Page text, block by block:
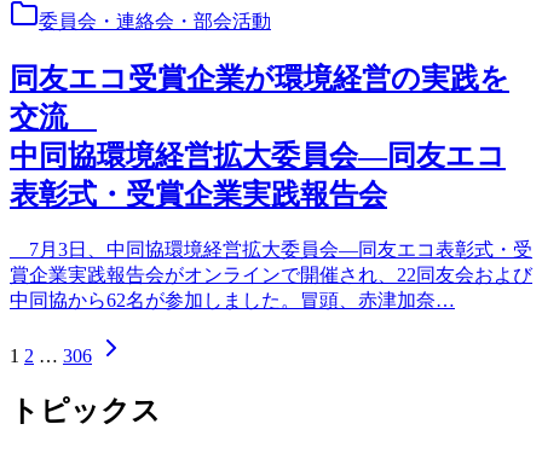
委員会・連絡会・部会活動
同友エコ受賞企業が環境経営の実践を
交流
中同協環境経営拡大委員会―同友エコ
表彰式・受賞企業実践報告会
7月3日、中同協環境経営拡大委員会―同友エコ表彰式・受
賞企業実践報告会がオンラインで開催され、22同友会および
中同協から62名が参加しました。冒頭、赤津加奈…
1 2 … 306
トピックス